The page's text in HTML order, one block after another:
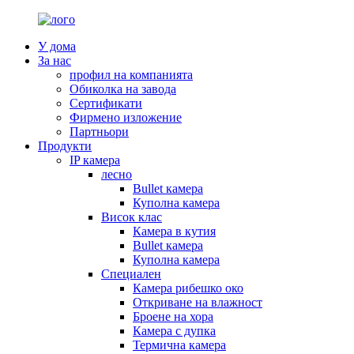
У дома
За нас
профил на компанията
Обиколка на завода
Сертификати
Фирмено изложение
Партньори
Продукти
IP камера
лесно
Bullet камера
Куполна камера
Висок клас
Камера в кутия
Bullet камера
Куполна камера
Специален
Камера рибешко око
Откриване на влажност
Броене на хора
Камера с дупка
Термична камера